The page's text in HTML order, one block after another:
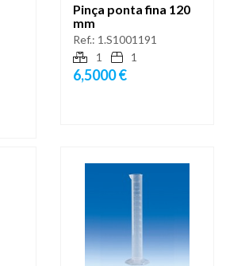
Pinça ponta fina 120
mm
Ref.: 1.S1001191
1
1
6,5000 €